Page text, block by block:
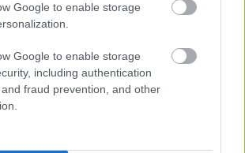
Google to enable storage
Google to enable storage
including authentication
fraud prevention, and other